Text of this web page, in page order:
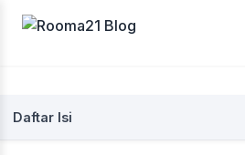
Daftar Isi